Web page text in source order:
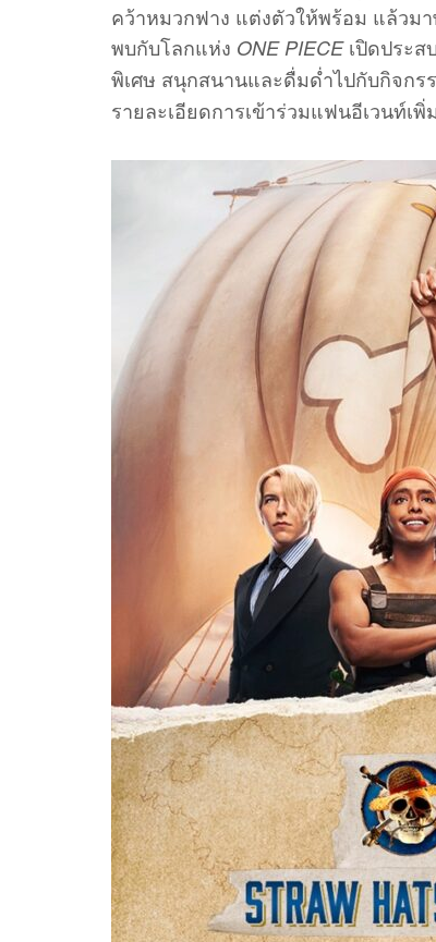
คว้าหมวกฟาง แต่งตัวให้พร้อม แล้วม
พบกับโลกแห่ง ONE PIECEเปิดประส
พิเศษ สนุกสนานและดื่มด่ำไปกับกิจกร
รายละเอียดการเข้าร่วมแฟนอีเวนท์เพิ่